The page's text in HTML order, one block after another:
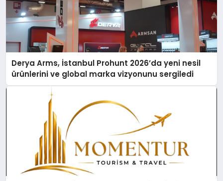
Derya Arms, İstanbul Prohunt 2026’da yeni nesil
ürünlerini ve global marka vizyonunu sergiledi